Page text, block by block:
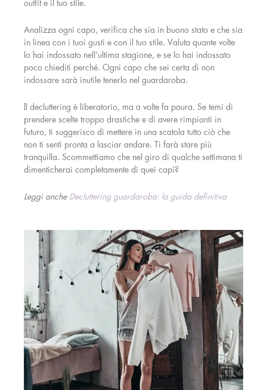
outfit e il tuo stile.
Analizza ogni capo, verifica che sia in buono stato e che sia
in linea con i tuoi gusti e con il tuo stile. Valuta quante volte
lo hai indossato nell’ultima stagione, e se lo hai indossato
poco chiediti perché. Ogni capo che sei certa di non
indossare sarà inutile tenerlo nel guardaroba.
Il decluttering è liberatorio, ma a volte fa paura. Se temi di
prendere scelte troppo drastiche e di avere rimpianti in
futuro, ti suggerisco di mettere in una scatola tutto ciò che
non ti senti pronta a lasciar andare. Ti farà stare più
tranquilla. Scommettiamo che nel giro di qualche settimana ti
dimenticherai completamente di quei capi?
Leggi anche Decluttering guardaroba: la guida definitiva